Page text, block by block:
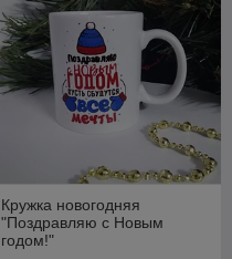
Кружка новогодняя
"Поздравляю с Новым
годом!"